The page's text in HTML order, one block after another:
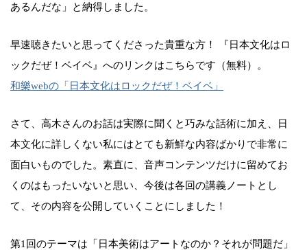
あるんだな」と納得しました。
早速聴きたいと思ってくださった貴重な方！ 『日本文化はロ
ックだぜ！ベイベ』へのリンクはこちらです（無料）。
和樂webの「日本文化はロックだぜ！ベイベ」
さて、高木さんのお話は実際に聞くと巧みな話術に加え、日
本文化に詳しくない私にはとても新鮮な内容ばかりで非常に
面白いものでした。素直に、音声コンテンツだけに留めてお
くのはもったいないと思い、今後は各回の講義ノートとし
て、その内容を公開していくことにしました！
第1回のテーマは「日本美術はアートなのか？それが問題だ」